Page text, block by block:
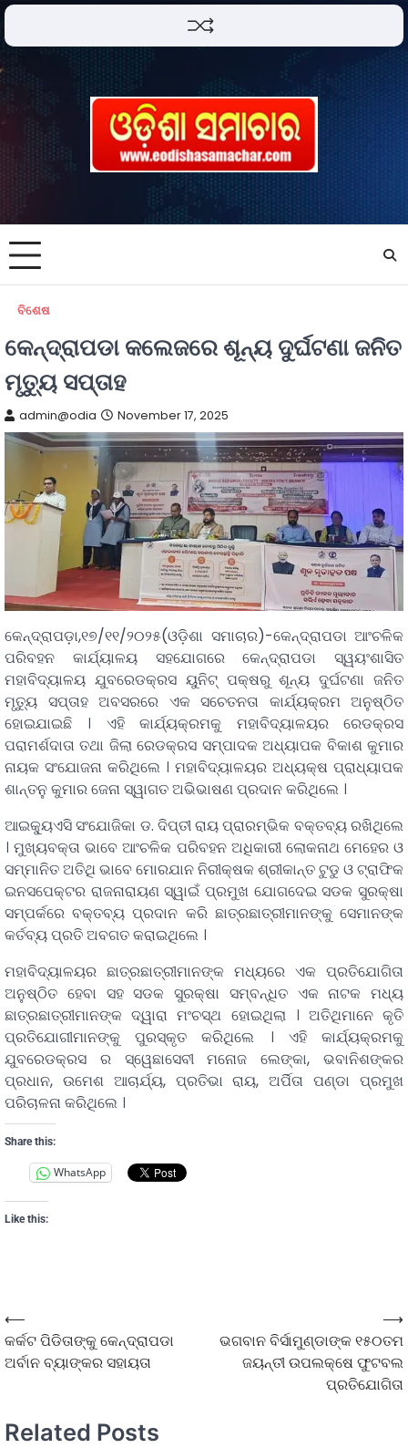
ବିଶେଷ
କେନ୍ଦ୍ରାପଡା କଲେଜରେ ଶୂନ୍ୟ ଦୁର୍ଘଟଣା ଜନିତ
ମୃତୁ୍ୟ ସପ୍ତାହ
admin@odia November 17, 2025
କେନ୍ଦ୍ରାପଡ଼ା,୧୭/୧୧/୨୦୨୫(ଓଡ଼ିଶା ସମାଚାର)-କେନ୍ଦ୍ରାପଡା ଆଂଚଳିକ
ପରିବହନ କାର୍ଯ୍ୟାଳୟ ସହଯୋଗରେ କେନ୍ଦ୍ରାପଡା ସ୍ୱୟଂଶାସିତ
ମହାବିଦ୍ୟାଳୟ ଯୁବରେଡକ୍ରସ ୟୁନିଟ୍ ପକ୍ଷରୁ ଶୂନ୍ୟ ଦୁର୍ଘଟଣା ଜନିତ
ମୃତୁ୍ୟ ସପ୍ତାହ ଅବସରରେ ଏକ ସଚେତନତା କାର୍ଯ୍ୟକ୍ରମ ଅନୁଷ୍ଠିତ
ହୋଇଯାଇଛି । ଏହି କାର୍ଯ୍ୟକ୍ରମକୁ ମହାବିଦ୍ୟାଳୟର ରେଡକ୍ରସ
ପରାମର୍ଶଦାତା ତଥା ଜିଲା ରେଡକ୍ରସ ସମ୍ପାଦକ ଅଧ୍ୟାପକ ବିକାଶ କୁମାର
ନାୟକ ସଂଯୋଜନା କରିଥିଲେ । ମହାବିଦ୍ୟାଳୟର ଅଧ୍ୟକ୍ଷ ପ୍ରାଧ୍ୟାପକ
ଶାନ୍ତନୁ କୁମାର ଜେନା ସ୍ୱାଗତ ଅଭିଭାଷଣ ପ୍ରଦାନ କରିଥିଲେ ।
ଆଇକୁ୍ୟଏସି ସଂଯୋଜିକା ଡ. ଦିପ୍ତୀ ରାୟ ପ୍ରାରମ୍ଭିକ ବକ୍ତବ୍ୟ ରଖିଥିଲେ
। ମୁଖ୍ୟବକ୍ତା ଭାବେ ଆଂଚଳିକ ପରିବହନ ଅଧିକାରୀ ଲୋକନାଥ ମେହେର ଓ
ସମ୍ମାନିତ ଅତିଥି ଭାବେ ମୋରଯାନ ନିରୀକ୍ଷକ ଶ୍ରୀକାନ୍ତ ଟୁଡୁ ଓ ଟ୍ରାଫିକ
ଇନସପେକ୍ଟର ରାଜନାରାୟଣ ସ୍ୱାଇଁ ପ୍ରମୁଖ ଯୋଗଦେଇ ସଡକ ସୁରକ୍ଷା
ସମ୍ପର୍କରେ ବକ୍ତବ୍ୟ ପ୍ରଦାନ କରି ଛାତ୍ରଛାତ୍ରୀମାନଙ୍କୁ ସେମାନଙ୍କ
କର୍ତବ୍ୟ ପ୍ରତି ଅବଗତ କରାଇଥିଲେ ।
ମହାବିଦ୍ୟାଳୟର ଛାତ୍ରଛାତ୍ରୀମାନଙ୍କ ମଧ୍ୟରେ ଏକ ପ୍ରତିଯୋଗିତା
ଅନୁଷ୍ଠିତ ହେବା ସହ ସଡକ ସୁରକ୍ଷା ସମ୍ବନ୍ଧିତ ଏକ ନାଟକ ମଧ୍ୟ
ଛାତ୍ରଛାତ୍ରୀମାନଙ୍କ ଦ୍ୱାରା ମଂଚସ୍ଥ ହୋଇଥିଲା । ଅତିଥିମାନେ କୃତି
ପ୍ରତିଯୋଗୀମାନଙ୍କୁ ପୁରସ୍କୃତ କରିଥିଲେ । ଏହି କାର୍ଯ୍ୟକ୍ରମକୁ
ଯୁବରେଡକ୍ରସ ର ସ୍ୱେଛାସେବୀ ମନୋଜ ଲେଙ୍କା, ଭବାନିଶଙ୍କର
ପ୍ରଧାନ, ଉମେଶ ଆଚାର୍ଯ୍ୟ, ପ୍ରତିଭା ରାୟ, ଅର୍ପିତା ପଣ୍ଡା ପ୍ରମୁଖ
ପରିଚାଳନା କରିଥିଲେ ।
Share this:
WhatsApp
Like this:
⟵
କର୍କଟ ପିଡିତାଙ୍କୁ କେନ୍ଦ୍ରାପଡା
ଅର୍ବାନ ବ୍ୟାଙ୍କର ସହାୟତା
ଭଗବାନ ବିର୍ସାମୁଣ୍ଡାଙ୍କ ୧୫୦ତମ
ଜୟନ୍ତୀ ଉପଲକ୍ଷେ ଫୁଟବଲ
ପ୍ରତିଯୋଗିତା
⟶
Related Posts